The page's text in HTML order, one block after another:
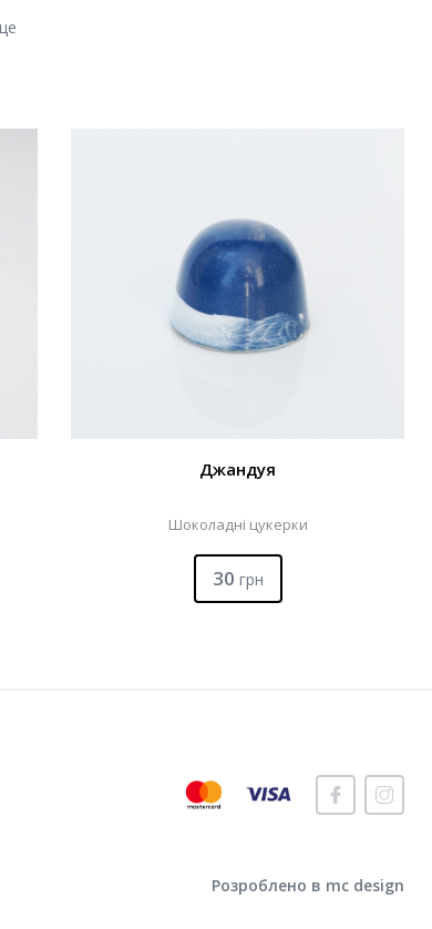
Джандуя
Шоколадні цукерки
30 грн
Розроблено в mc design